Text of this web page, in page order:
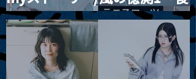
藤まりこアコースティック
violence POPとテニスコー
ツ」